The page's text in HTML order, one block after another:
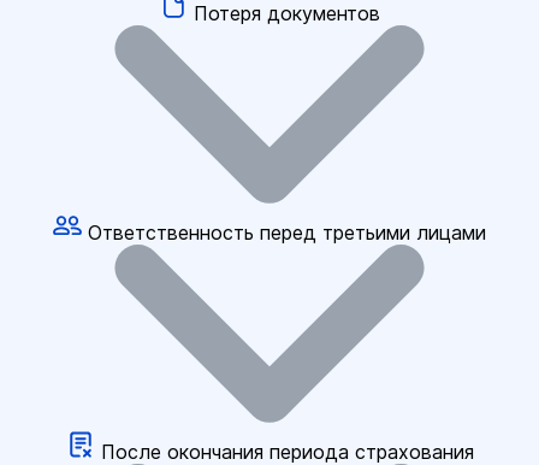
Потеря документов
Ответственность перед третьими лицами
После окончания периода страхования